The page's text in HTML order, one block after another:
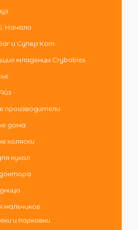
Начало
и Супер Кот
младенцы Crybabies
производители
дома
коляски
кукол
мальчиков
и парковки